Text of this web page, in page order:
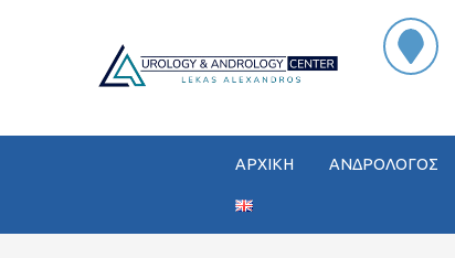
ΑΡΧΙΚΗ ΑΝΔΡΟΛΟΓΟΣ